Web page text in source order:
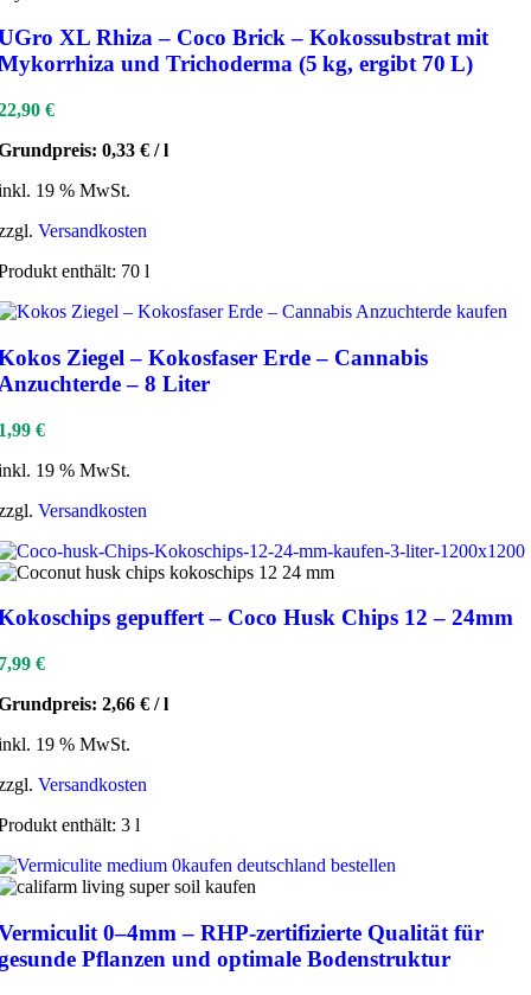
XL Rhiza – Coco Brick – Kokossubstrat mit
und Trichoderma (5 kg, ergibt 70 L)
€
0,33 € /l
19 % MwSt.
Versandkosten
enthält: 70 l
Ziegel – Kokosfaser Erde – Cannabis
– 8 Liter
€
19 % MwSt.
Versandkosten
gepuffert – Coco Husk Chips 12 – 24mm
€
2,66 € /l
19 % MwSt.
Versandkosten
enthält: 3 l
0–4mm – RHP-zertifizierte Qualität für
Pflanzen und optimale Bodenstruktur